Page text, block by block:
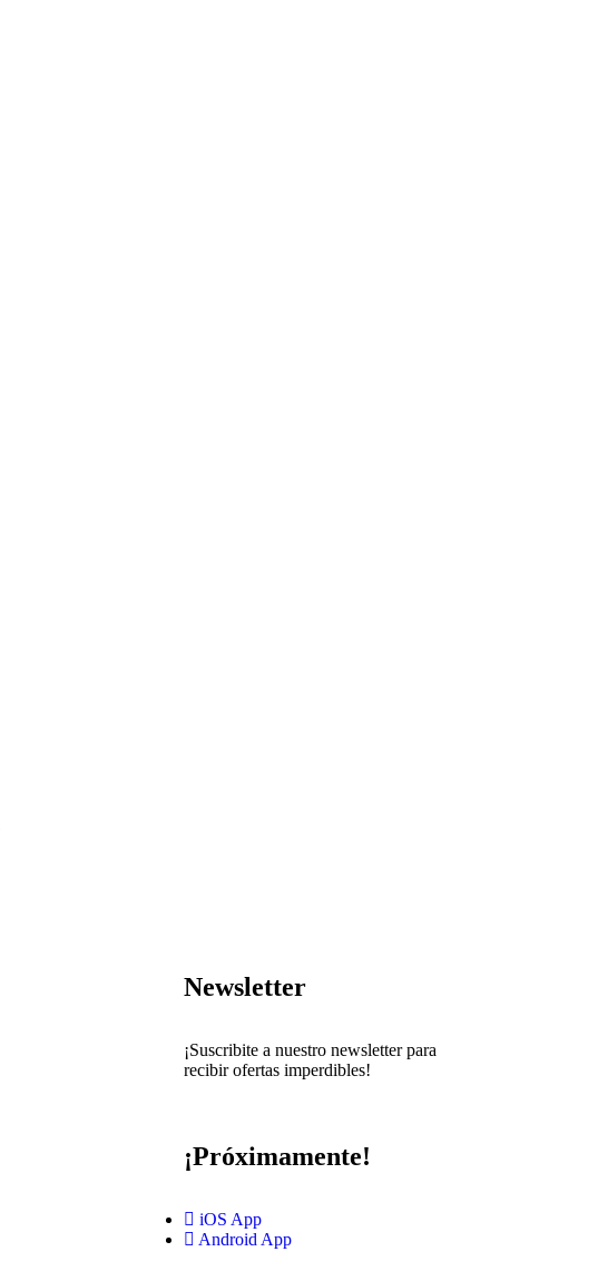
Newsletter
¡Suscribite a nuestro newsletter para
recibir ofertas imperdibles!
¡Próximamente!
iOS App
Android App